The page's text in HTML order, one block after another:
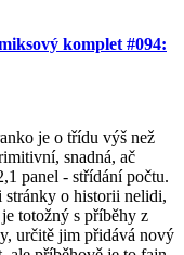
komplet #094:
je o třídu výš než
snadná, ač
panel - střídání počtu.
stránky o historii nelidi,
totožný s příběhy z
určitě jim přidává nový